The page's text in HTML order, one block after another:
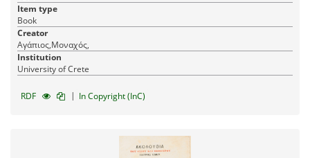
οικουμενικού πατριάρχου κυρίου κυρίου Γρηγορίου
Νυν δε το δεύτερον δι'εξόδων και επιμελείας
Αγαπητού Σ. Αγαπητού. Προς χρήσιν και ωφέλειαν
των Ορθοδόξων Χριστιανωών.
Item type
Book
Creator
Αγάπιος,Μοναχός,
Institution
University of Crete
RDF | In Copyright (InC)